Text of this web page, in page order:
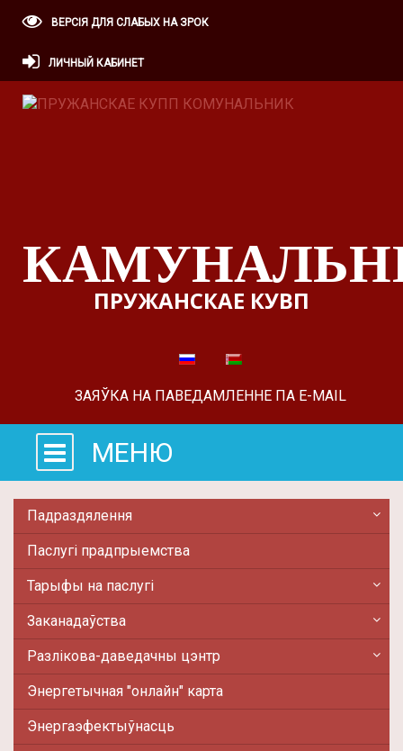
ВЕРСІЯ ДЛЯ СЛАБЫХ НА ЗРОК
ЛИЧНЫЙ КАБИНЕТ
ПРУЖАНСКАЕ КУВП
ЗАЯЎКА НА ПАВЕДАМЛЕННЕ ПА E-MAIL
МЕНЮ
Падраздялення
Паслугі прадпрыемства
Тарыфы на паслугі
Заканадаўства
Разлікова-даведачны цэнтр
Энергетычная "онлайн" карта
Энергаэфектыўнасць